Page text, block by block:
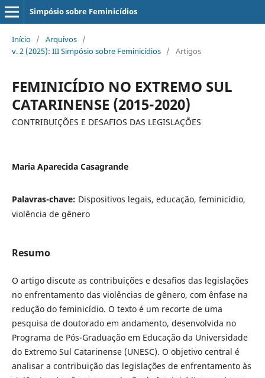
Simpósio sobre Feminicídios
Início / Arquivos /
v. 2 (2025): III Simpósio sobre Feminicídios / Artigos
FEMINICÍDIO NO EXTREMO SUL
CATARINENSE (2015-2020)
CONTRIBUIÇÕES E DESAFIOS DAS LEGISLAÇÕES
Maria Aparecida Casagrande
Palavras-chave: Dispositivos legais, educação, feminicídio,
violência de gênero
Resumo
O artigo discute as contribuições e desafios das legislações
no enfrentamento das violências de gênero, com ênfase na
redução do feminicídio. O texto é um recorte de uma
pesquisa de doutorado em andamento, desenvolvida no
Programa de Pós-Graduação em Educação da Universidade
do Extremo Sul Catarinense (UNESC). O objetivo central é
analisar a contribuição das legislações de enfrentamento às